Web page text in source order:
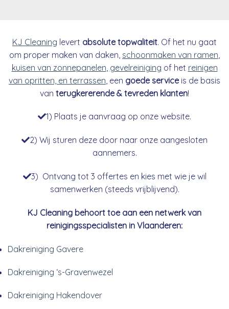
KJ Cleaning levert absolute topwaliteit. Of het nu gaat
om proper maken van daken, schoonmaken van ramen
kuisen van zonnepanelen gevelreiniging of het reinigen
van opritten, en terrassen , een goede serviceis de basis
van terugkererende & tevreden klanten!
1) Plaats je aanvraag op onze website.
2) Wij sturen deze door naar onze aangesloten
aannemers.
3) Ontvang tot 3 offertes en kies met wie je wil
samenwerken (steeds vrijblijvend).
KJ Cleaning behoort toe aan een netwerk van
reinigingsspecialisten in Vlaanderen:
Dakreiniging Gavere
Dakreiniging ‘s-Gravenwezel
Dakreiniging Hakendover